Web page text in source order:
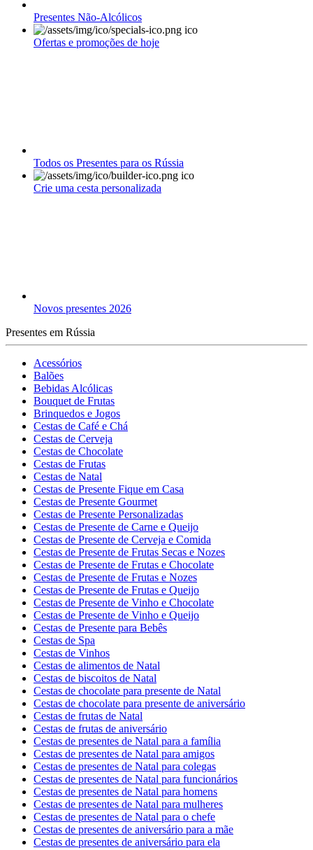
Presentes Não-Alcólicos
Ofertas e promoções de hoje
Todos os Presentes para os Rússia
Crie uma cesta personalizada
Novos presentes 2026
Presentes em Rússia
Acessórios
Balões
Bebidas Alcólicas
Bouquet de Frutas
Brinquedos e Jogos
Cestas de Café e Chá
Cestas de Cerveja
Cestas de Chocolate
Cestas de Frutas
Cestas de Natal
Cestas de Presente Fique em Casa
Cestas de Presente Gourmet
Cestas de Presente Personalizadas
Cestas de Presente de Carne e Queijo
Cestas de Presente de Cerveja e Comida
Cestas de Presente de Frutas Secas e Nozes
Cestas de Presente de Frutas e Chocolate
Cestas de Presente de Frutas e Nozes
Cestas de Presente de Frutas e Queijo
Cestas de Presente de Vinho e Chocolate
Cestas de Presente de Vinho e Queijo
Cestas de Presente para Bebês
Cestas de Spa
Cestas de Vinhos
Cestas de alimentos de Natal
Cestas de biscoitos de Natal
Cestas de chocolate para presente de Natal
Cestas de chocolate para presente de aniversário
Cestas de frutas de Natal
Cestas de frutas de aniversário
Cestas de presentes de Natal para a família
Cestas de presentes de Natal para amigos
Cestas de presentes de Natal para colegas
Cestas de presentes de Natal para funcionários
Cestas de presentes de Natal para homens
Cestas de presentes de Natal para mulheres
Cestas de presentes de Natal para o chefe
Cestas de presentes de aniversário para a mãe
Cestas de presentes de aniversário para ela